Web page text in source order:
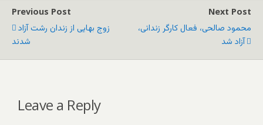
Previous Post
زوج بهایی از زندان رشت آزاد
شدند
Next Post
محمود صالحی، فعال کارگر زندانی،
آزاد شد
Leave a Reply